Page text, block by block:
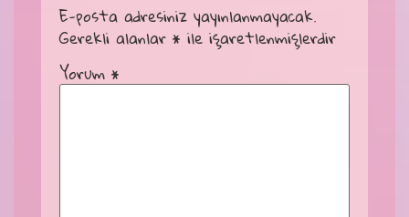
E-posta adresiniz yayınlanmayacak.
Gerekli alanlar * ile işaretlenmişlerdir
Yorum *